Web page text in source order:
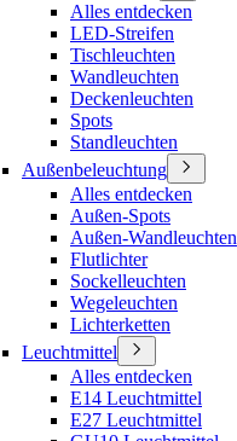
Alles entdecken
LED-Streifen
Tischleuchten
Wandleuchten
Deckenleuchten
Spots
Standleuchten
Außenbeleuchtung
Alles entdecken
Außen-Spots
Außen-Wandleuchten
Flutlichter
Sockelleuchten
Wegeleuchten
Lichterketten
Leuchtmittel
Alles entdecken
E14 Leuchtmittel
E27 Leuchtmittel